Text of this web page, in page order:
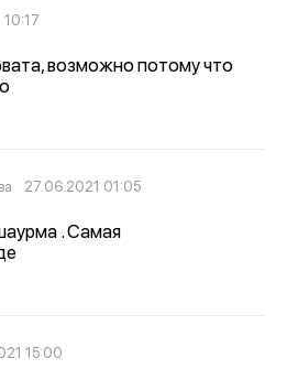
10:17
возможно потому что
27.06.2021 01:05
. Самая
15:00